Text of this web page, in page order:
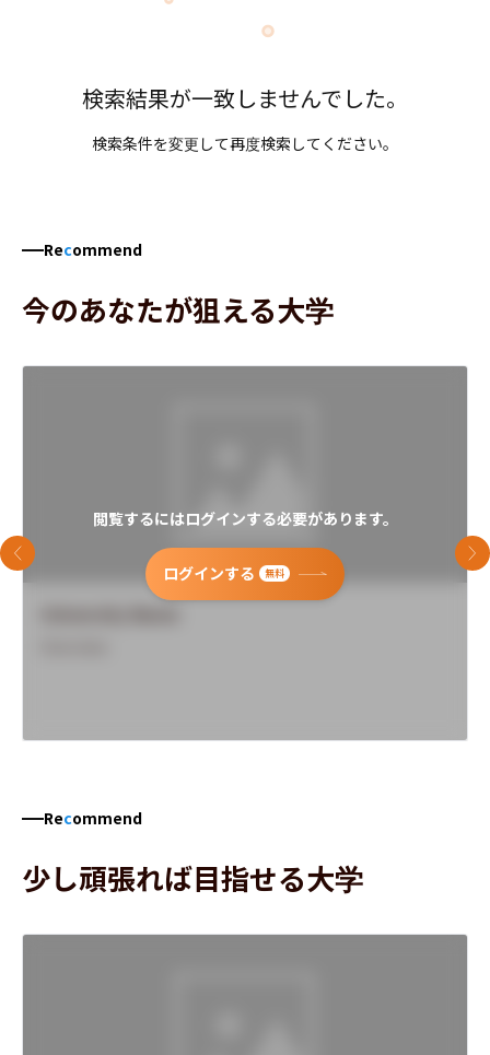
検索結果が一致しませんでした。
検索条件を変更して再度検索してください。
Recommend
今のあなたが狙える大学
閲覧するにはログインする必要があります。
ログインする 無料
前のスライド 次
Recommend
少し頑張れば目指せる大学